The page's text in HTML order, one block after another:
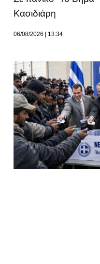
Κασιδιάρη
06/08/2026 13:34